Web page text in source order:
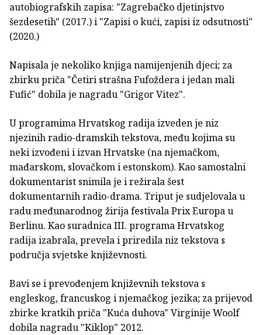
autobiografskih zapisa: "Zagrebačko djetinjstvo
šezdesetih" (2017.) i "Zapisi o kući, zapisi iz odsutnosti"
(2020.)
Napisala je nekoliko knjiga namijenjenih djeci; za
zbirku priča "Četiri strašna Fufoždera i jedan mali
Fufić" dobila je nagradu "Grigor Vitez".
U programima Hrvatskog radija izveden je niz
njezinih radio-dramskih tekstova, među kojima su
neki izvođeni i izvan Hrvatske (na njemačkom,
mađarskom, slovačkom i estonskom). Kao samostalni
dokumentarist snimila je i režirala šest
dokumentarnih radio-drama. Triput je sudjelovala u
radu međunarodnog žirija festivala Prix Europa u
Berlinu. Kao suradnica III. programa Hrvatskog
radija izabrala, prevela i priredila niz tekstova s
područja svjetske književnosti.
Bavi se i prevođenjem književnih tekstova s
engleskog, francuskog i njemačkog jezika; za prijevod
zbirke kratkih priča "Kuća duhova" Virginije Woolf
dobila nagradu "Kiklop" 2012.